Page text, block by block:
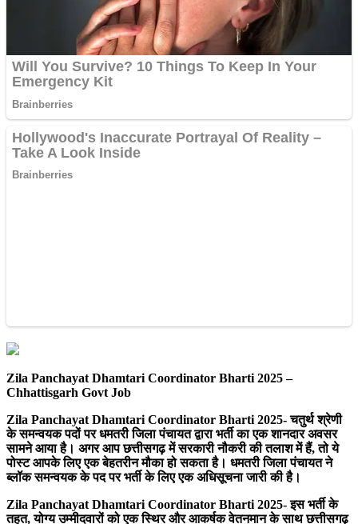
Zila Panchayat Dhamtari Coordinator Bharti 2025 –
Chhattisgarh Govt Job
Zila Panchayat Dhamtari Coordinator Bharti 2025- चतुर्थ श्रेणी
के समन्वयक पदों पर धमतरी जिला पंचायत द्वारा भर्ती का एक शानदार अवसर
सामने आया है। अगर आप छत्तीसगढ़ में सरकारी नौकरी की तलाश में हैं, तो ये
पोस्ट आपके लिए एक बेहतरीन मौका हो सकता है। धमतरी जिला पंचायत ने
ब्लॉक समन्वयक के पद पर भर्ती के लिए एक अधिसूचना जारी की है।
Zila Panchayat Dhamtari Coordinator Bharti 2025- इस भर्ती के
तहत, योग्य उम्मीदवारों को एक स्थिर और आकर्षक वेतनमान के साथ छत्तीसगढ़